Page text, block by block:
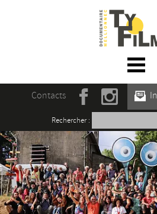
☰ Menu
Rencontres du film
Contacts
Rechercher :